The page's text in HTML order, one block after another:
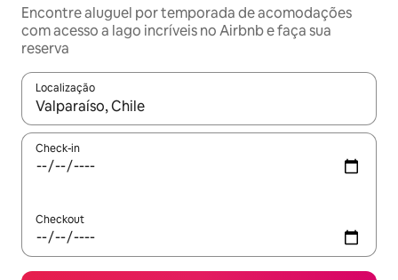
Encontre aluguel por temporada de acomodações
com acesso a lago incríveis no Airbnb e faça sua
reserva
Localização
Quando os resultados estiverem disponíveis, explore-os
Check-in
Checkout